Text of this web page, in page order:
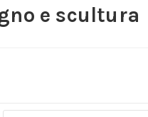
e scultura